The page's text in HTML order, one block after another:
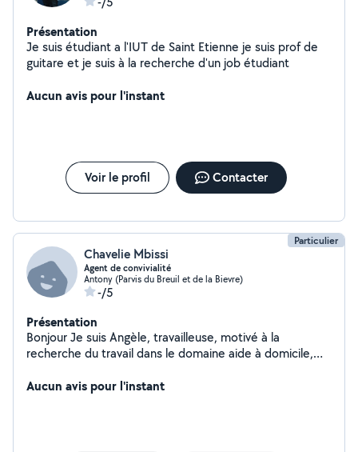
Présentation
Je suis étudiant a l'IUT de Saint Etienne je suis prof de
guitare et je suis à la recherche d'un job étudiant
Aucun avis pour l'instant
Voir le profil Contacter
Particulier
Chavelie Mbissi
Agent de convivialité
Antony (Parvis du Breuil et de la Bievre)
-/5
Présentation
Bonjour Je suis Angèle, travailleuse, motivé à la
recherche du travail dans le domaine aide à domicile,
visiteurs de convivialité avec 2ans d'expérience.
Aucun avis pour l'instant